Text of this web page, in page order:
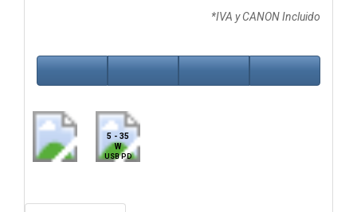
*IVA y CANON Incluido
5 - 35
W
USB PD